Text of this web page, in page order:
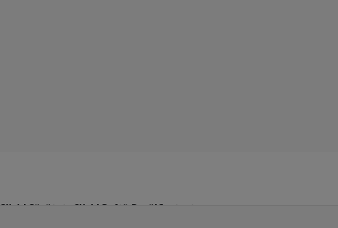
Click! Sănătate Click! Poftă Bună!Contact